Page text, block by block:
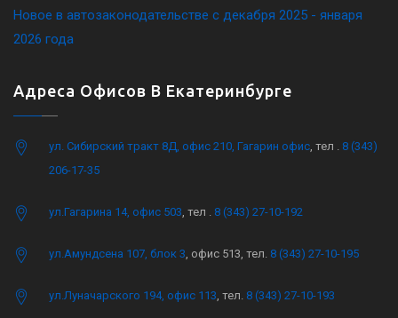
Новое в автозаконодательстве с декабря 2025 - января
2026 года
Адреса Офисов В Екатеринбурге
ул. Сибирский тракт 8Д, офис 210, Гагарин офис , тел . 8 (343)
206-17-35
ул.Гагарина 14, офис 503 , тел . 8 (343) 27-10-192
ул.Амундсена 107, блок 3 , офис 513, тел. 8 (343) 27-10-195
ул.Луначарского 194, офис 113 , тел. 8 (343) 27-10-193